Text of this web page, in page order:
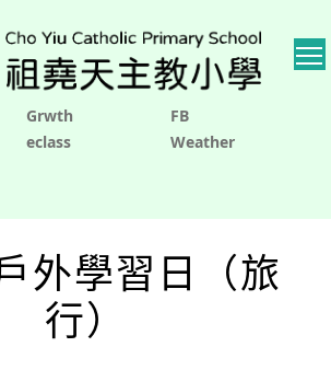
Grwth
FB
eclass Weather
外學習日（旅
行）